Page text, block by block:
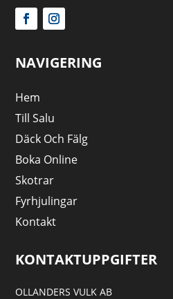
NAVIGERING
Hem
Till Salu
Däck Och Fälg
Boka Online
Skotrar
Fyrhjulingar
Kontakt
KONTAKTUPPGIFTER
OLLANDERS VULK AB